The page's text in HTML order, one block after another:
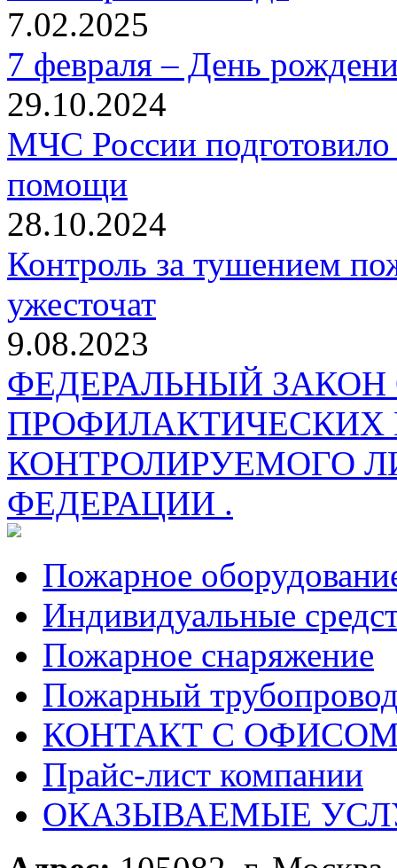
7.02.2025
7 февраля – День
29.10.2024
МЧС России
помощи
28.10.2024
Контроль за тушением
ужесточат
9.08.2023
ФЕДЕРАЛЬНЫЙ
КОНТРОЛИРУЕМОГО
ФЕДЕРАЦИИ .
Пожарное
Индивидуальные
Пожарное снаряжение
Пожарный
КОНТАКТ С ОФИСОМ
Прайс-лист компании
ОКАЗЫВАЕМЫЕ